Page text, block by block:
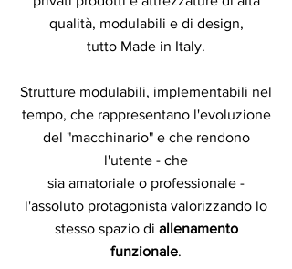
qualità, modulabili e di design,
tutto Made in Italy.
Strutture modulabili, implementabili nel
tempo, che rappresentano l'evoluzione
del "macchinario" e che rendono
l'utente - che
sia amatoriale o professionale -
l'assoluto protagonista valorizzando lo
stesso spazio di allenamento
funzionale.